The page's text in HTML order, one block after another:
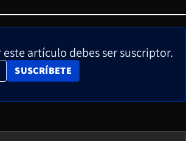
artículo debes ser suscriptor.
SUSCRÍBETE
OPENS IN NEW WINDOW